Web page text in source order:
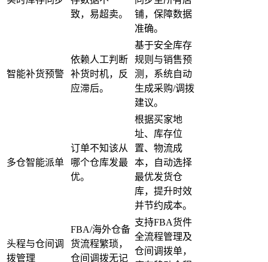
致，易超卖。
铺，保障数据
准确。
智能补货预警
依赖人工判断
补货时机，反
应滞后。
基于安全库存
规则与销售预
测，系统自动
生成采购/调拨
建议。
多仓智能派单
订单不知该从
哪个仓库发最
优。
根据买家地
址、库存位
置、物流成
本，自动选择
最优发货仓
库，提升时效
并节约成本。
头程与仓间调
拨管理
FBA/海外仓备
货流程繁琐，
仓间调拨无记
支持FBA货件
全流程管理及
仓间调拨单，